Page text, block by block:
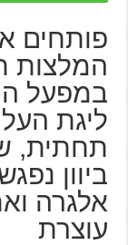
פותחים
המלצות
במפעל
ליגת
תחתית,
ביוון
אלגרה
עוצרת